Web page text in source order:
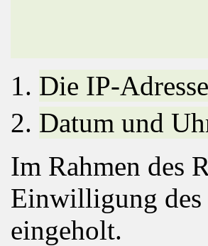
Die IP-
Datum und
Im Rahmen des
Einwilligung des
eingeholt.